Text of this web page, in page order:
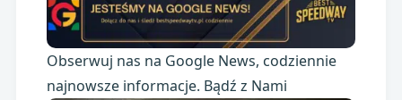
Obserwuj nas na Google News, codziennie
najnowsze informacje. Bądź z Nami